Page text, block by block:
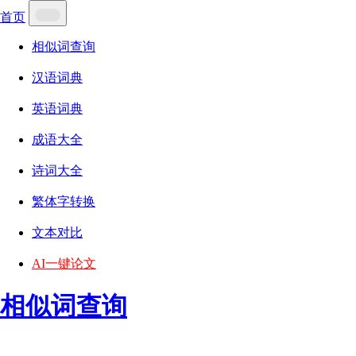
首页
相似词查询
汉语词典
英语词典
成语大全
诗词大全
繁体字转换
文本对比
AI一键论文
相似词查询